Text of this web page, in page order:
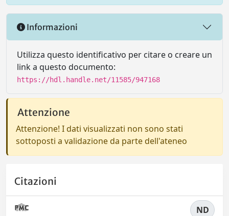
Informazioni
Utilizza questo identificativo per citare o creare un
link a questo documento:
https://hdl.handle.net/11585/947168
Attenzione
Attenzione! I dati visualizzati non sono stati
sottoposti a validazione da parte dell'ateneo
Citazioni
ND